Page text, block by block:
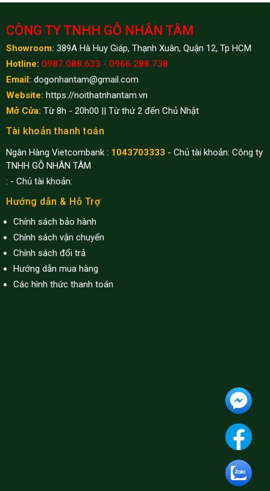
CÔNG TY TNHH GỖ NHÂN TÂM
Showroom: 389A Hà Huy Giáp, Thạnh Xuân, Quận 12, Tp HCM
Hotline: 0987.088.633 - 0966.288.738
Email: dogonhantam@gmail.com
Website: https://noithatnhantam.vn
Mở Cửa: Từ 8h - 20h00 || Từ thứ 2 đến Chủ Nhật
Tài khoản thanh toán
Ngân Hàng Vietcombank : 1043703333 - Chủ tài khoản: Công ty
TNHH GỖ NHÂN TÂM
: - Chủ tài khoản:
Hướng dẫn & Hỗ Trợ
Chính sách bảo hành
Chính sách vận chuyển
Chính sách đổi trả
Hướng dẫn mua hàng
Các hình thức thanh toán